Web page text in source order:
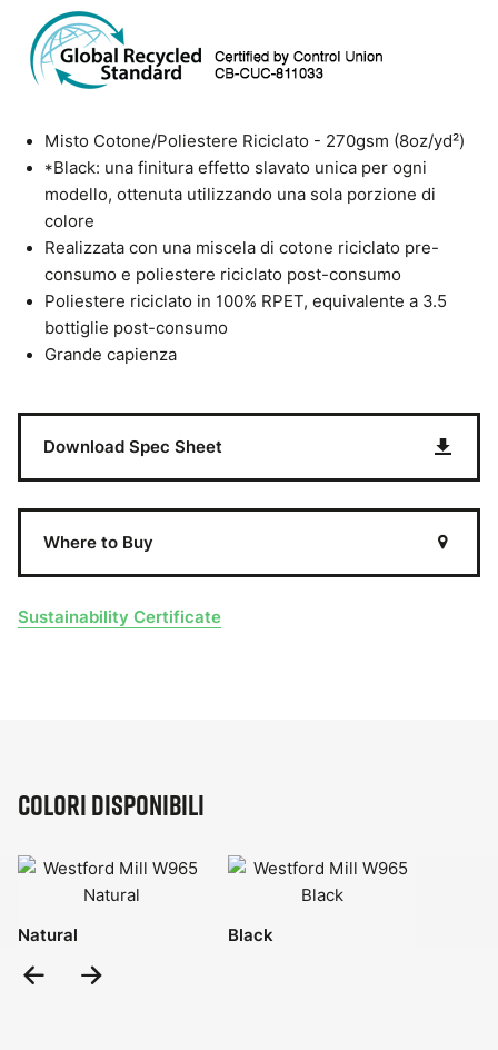
Slide
Misto Cotone/Poliestere Riciclato - 270gsm (8oz/yd²)
*Black: una finitura effetto slavato unica per ogni
modello, ottenuta utilizzando una sola porzione di
colore
Realizzata con una miscela di cotone riciclato pre-
consumo e poliestere riciclato post-consumo
Poliestere riciclato in 100% RPET, equivalente a 3.5
bottiglie post-consumo
Grande capienza
Download Spec Sheet
Where to Buy
Sustainability Certificate
Colori disponibili
Natural Black
Previous